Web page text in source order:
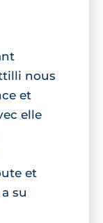
nous
et
elle
et
su